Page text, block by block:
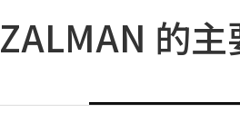
ZALMAN 的